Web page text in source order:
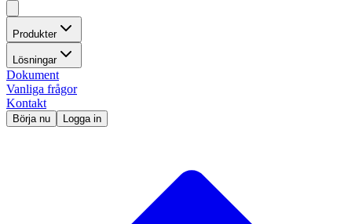
Produkter
Lösningar
Dokument
Vanliga frågor
Kontakt
Börja nu Logga in